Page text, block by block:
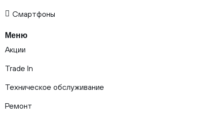
Смартфоны
Меню
Акции
Trade In
Техническое обслуживание
Ремонт